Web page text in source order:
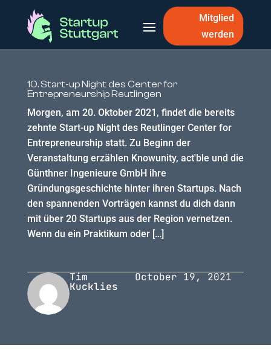
Mitglied
werden
10. Start-up Night des Center for
Entrepreneurship Reutlingen
Morgen, am 20. Oktober 2021, findet die bereits
zehnte Start-up Night des Reutlinger Center for
Entrepreneurship statt. Zu Beginn der
Veranstaltung erzählen Knowunity, act'ble und die
Günthner Ingenieure GmbH ihre
Gründungsgeschichte hinter ihren Startups. Nach
den spannenden Vorträgen kannst du dich dann
mit über 20 Startups aus der Region vernetzen.
Wenn du ein Praktikum oder […]
Tim
Kucklies
October 19, 2021